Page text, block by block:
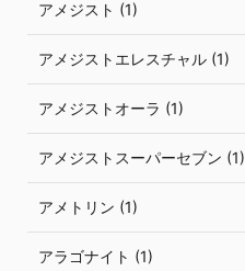
アメジスト (1)
アメジストエレスチャル (1)
アメジストオーラ (1)
アメジストスーパーセブン (1)
アメトリン (1)
アラゴナイト (1)